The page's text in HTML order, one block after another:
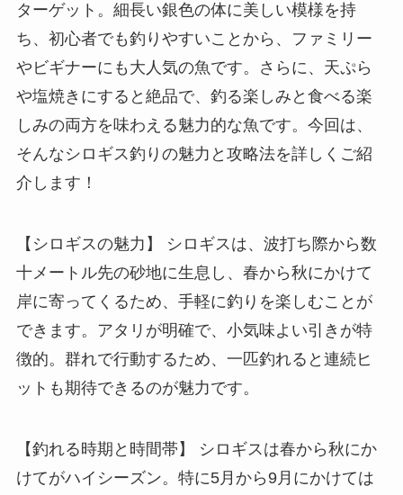
ターゲット。細長い銀色の体に美しい模様を持
ち、初心者でも釣りやすいことから、ファミリー
やビギナーにも大人気の魚です。さらに、天ぷら
や塩焼きにすると絶品で、釣る楽しみと食べる楽
しみの両方を味わえる魅力的な魚です。今回は、
そんなシロギス釣りの魅力と攻略法を詳しくご紹
介します！
【シロギスの魅力】 シロギスは、波打ち際から数
十メートル先の砂地に生息し、春から秋にかけて
岸に寄ってくるため、手軽に釣りを楽しむことが
できます。アタリが明確で、小気味よい引きが特
徴的。群れで行動するため、一匹釣れると連続ヒ
ットも期待できるのが魅力です。
【釣れる時期と時間帯】 シロギスは春から秋にか
けてがハイシーズン。特に5月から9月にかけては